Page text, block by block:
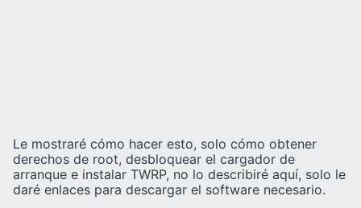
Le mostraré cómo hacer esto, solo cómo obtener
derechos de root, desbloquear el cargador de
arranque e instalar TWRP, no lo describiré aquí, solo le
daré enlaces para descargar el software necesario.